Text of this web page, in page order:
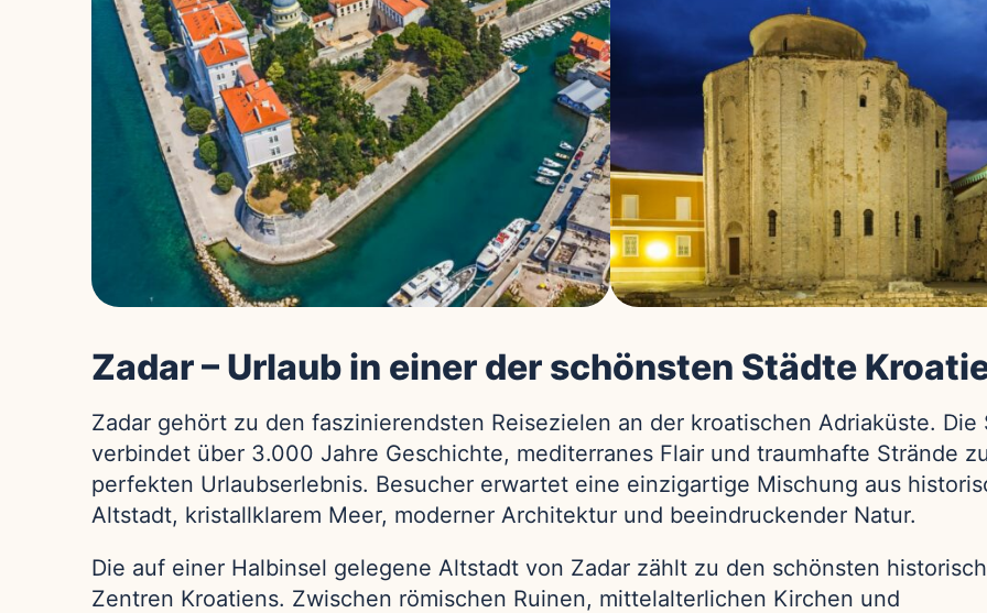
Zadar – Urlaub in einer der schönsten Städte
Zadar gehört zu den faszinierendsten Reisezielen an der kroatischen Adriaküste. Die
verbindet über 3.000 Jahre Geschichte, mediterranes Flair und traumhafte Strände
perfekten Urlaubserlebnis. Besucher erwartet eine einzigartige Mischung aus
Altstadt, kristallklarem Meer, moderner Architektur und beeindruckender Natur.
Die auf einer Halbinsel gelegene Altstadt von Zadar zählt zu den schönsten
Zentren Kroatiens. Zwischen römischen Ruinen, mittelalterlichen Kirchen und